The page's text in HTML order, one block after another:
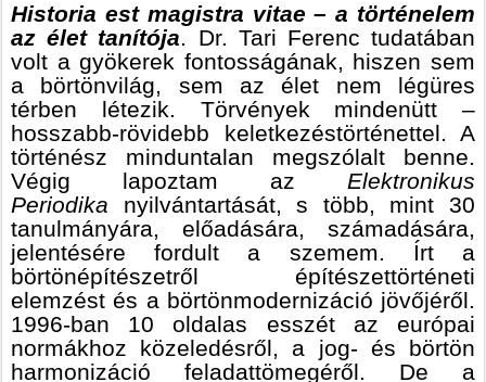
Historia est magistra vitae – a történelem
az élet tanítója. Dr. Tari Ferenc tudatában
volt a gyökerek fontosságának, hiszen sem
a börtönvilág, sem az élet nem légüres
térben létezik. Törvények mindenütt –
hosszabb-rövidebb keletkezéstörténettel. A
történész minduntalan megszólalt benne.
Végig lapoztam az Elektronikus
Periodika nyilvántartását, s több, mint 30
tanulmányára, előadására, számadására,
jelentésére fordult a szemem. Írt a
börtönépítészetről építészettörténeti
elemzést és a börtönmodernizáció jövőjéről.
1996-ban 10 oldalas esszét az európai
normákhoz közeledésről, a jog- és börtön
harmonizáció feladattömegéről. De a